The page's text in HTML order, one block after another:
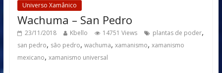
Universo Xamânico
Wachuma – San Pedro
23/11/2018 Kbello 14751 Views plantas de poder,
san pedro, são pedro, wachuma, xamanismo, xamanismo
mexicano, xamanismo universal